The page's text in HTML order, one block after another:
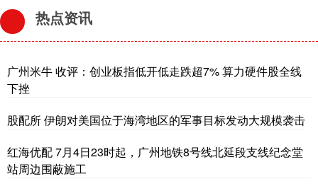
热点资讯
广州米牛 收评：创业板指低开低走跌超7% 算力硬件股全线
下挫
股配所 伊朗对美国位于海湾地区的军事目标发动大规模袭击
红海优配 7月4日23时起，广州地铁8号线北延段支线纪念堂
站周边围蔽施工